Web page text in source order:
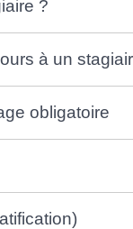
?
à un
obligatoire